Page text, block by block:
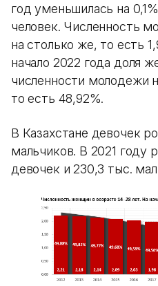
год уменьшилась на
человек. Численность
на столько же, то есть
начало 2022 года доля
численности молодежи
то есть 48,92%.
В Казахстане девочек
мальчиков. В 2021 году
девочек и 230,3 тыс.